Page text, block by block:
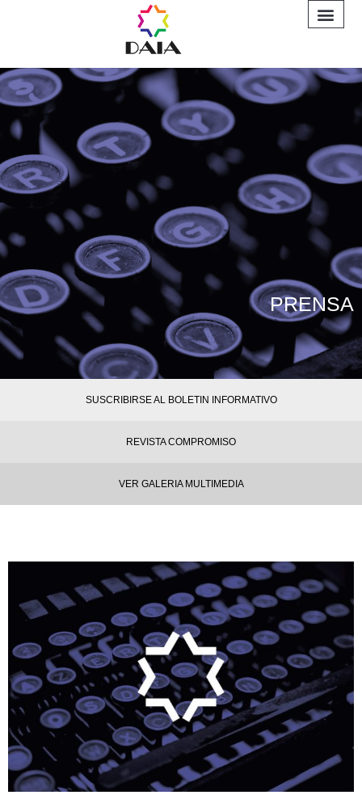
PRENSA
SUSCRIBIRSE AL BOLETIN INFORMATIVO
REVISTA COMPROMISO
VER GALERIA MULTIMEDIA